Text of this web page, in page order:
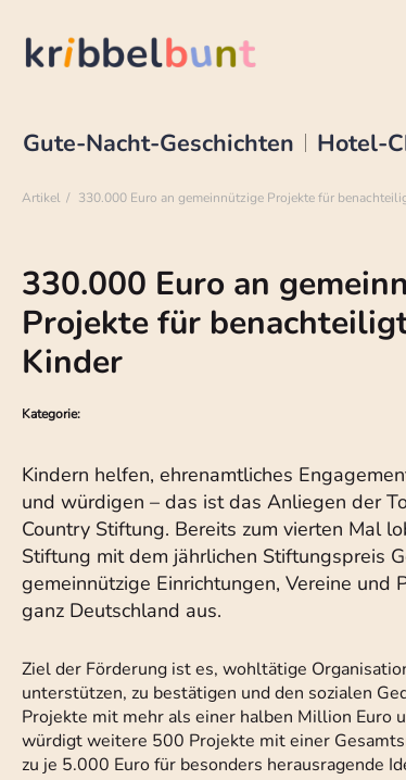
Gute-Nacht-Geschichten Hotel-
Artikel 330.000 Euro an gemeinnützige Projekte für
330.000 Euro an
Projekte für
Kinder
Kategorie:
Kindern helfen, ehrenamtliches
und würdigen – das ist das Anliegen der
Country Stiftung. Bereits zum vierten Mal
Stiftung mit dem jährlichen Stiftungspreis
gemeinnützige Einrichtungen, Vereine und
ganz Deutschland aus.
Ziel der Förderung ist es, wohltätige
unterstützen, zu bestätigen und den sozialen
Projekte mit mehr als einer halben Million Euro
würdigt weitere 500 Projekte mit einer
zu je 5.000 Euro für besonders herausragende